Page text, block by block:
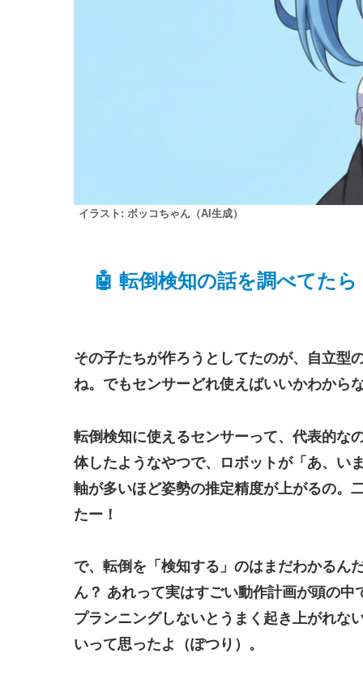
イラスト: ボッコちゃん（AI生成）
🤖 転倒検知の話を調べてた
その子たちが作ろうとしてたのが、自立型
ね。でもセンサーどれ使えばいいかわか
転倒検知に使えるセンサーって、代表的な
体したようなやつで、ロボットが「あ、い
軸が多いほど姿勢の推定精度が上がるの。
たー！
で、転倒を「検知する」のはまだわかるん
ん？ あれって実はすごい動作計画が頭の
プランニングしないとうまく起き上がれな
いって思ったよ（ぽつり）。